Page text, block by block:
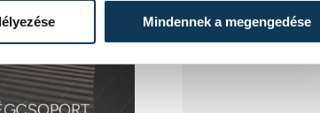
Mindennek a megengedése